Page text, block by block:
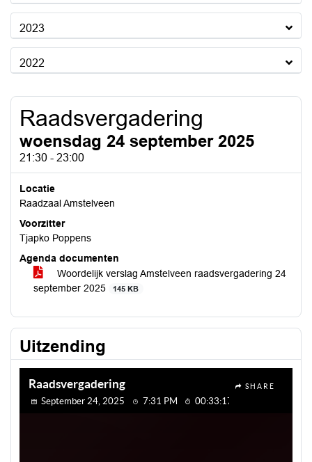
2023
2022
Raadsvergadering
woensdag 24 september 2025
21:30 - 23:00
Locatie
Raadzaal Amstelveen
Voorzitter
Tjapko Poppens
Agenda documenten
Woordelijk verslag Amstelveen raadsvergadering 24
september 2025
145 KB
Uitzending